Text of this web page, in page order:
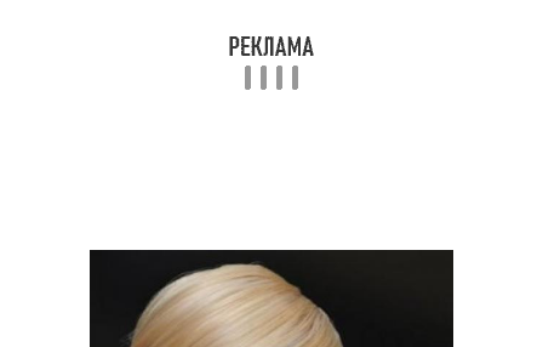
Прически для пляжа
Прическа для плавания Удобная прическа